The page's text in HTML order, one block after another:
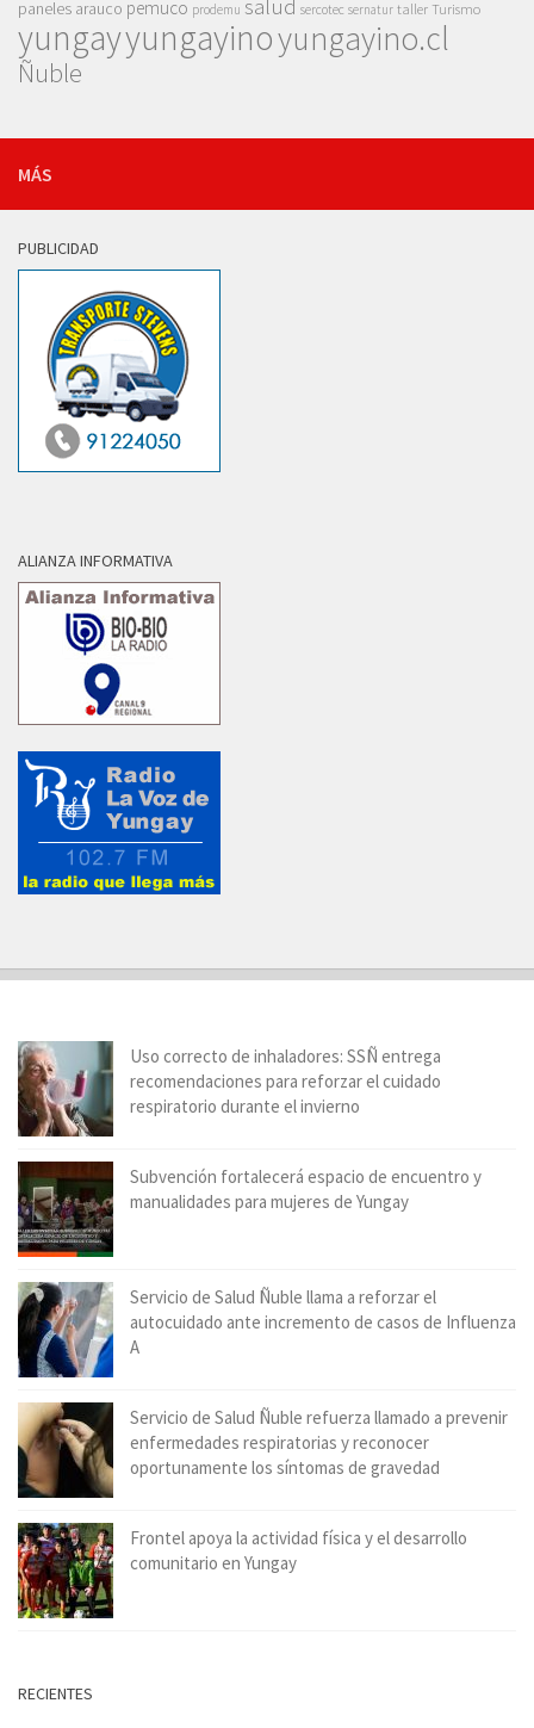
paneles arauco pemuco prodemu salud sercotec sernatur taller Turismo
yungayyungayinoyungayino.cl
Ñuble
MÁS
PUBLICIDAD
ALIANZA INFORMATIVA
Uso correcto de inhaladores: SSÑ entrega
recomendaciones para reforzar el cuidado
respiratorio durante el invierno
Subvención fortalecerá espacio de encuentro y
manualidades para mujeres de Yungay
Servicio de Salud Ñuble llama a reforzar el
autocuidado ante incremento de casos de Influenza
A
Servicio de Salud Ñuble refuerza llamado a prevenir
enfermedades respiratorias y reconocer
oportunamente los síntomas de gravedad
Frontel apoya la actividad física y el desarrollo
comunitario en Yungay
RECIENTES